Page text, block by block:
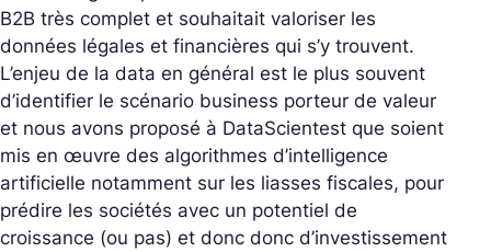
B2B très complet et souhaitait valoriser les
données légales et financières qui s’y trouvent.
L’enjeu de la data en général est le plus souvent
d’identifier le scénario business porteur de valeur
et nous avons proposé à DataScientest que soient
mis en œuvre des algorithmes d’intelligence
artificielle notamment sur les liasses fiscales, pour
prédire les sociétés avec un potentiel de
croissance (ou pas) et donc donc d’investissement